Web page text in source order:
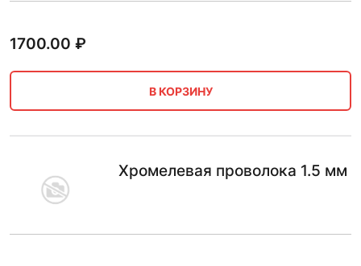
1700.00 ₽
В КОРЗИНУ
Хромелевая проволока 1.5 мм